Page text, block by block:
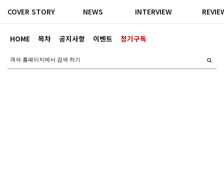
HOME 목차 공지사항 이벤트 정기구독
COVER STORY NEWS INTERVIEW